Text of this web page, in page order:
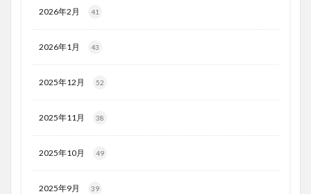
2026年2月 41
2026年1月 43
2025年12月 52
2025年11月 38
2025年10月 49
2025年9月 39